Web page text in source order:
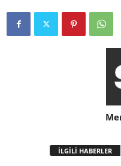
İLGİLİ HABERLER